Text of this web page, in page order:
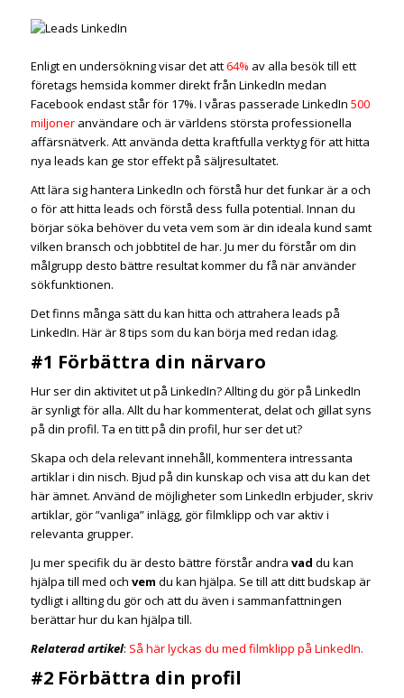
Enligt en undersökning visar det att64% av alla besök till ett
företags hemsida kommer direkt från LinkedIn medan
Facebook endast står för 17%. I våras passerade LinkedIn 500
miljoneranvändare och är världens största professionella
affärsnätverk. Att använda detta kraftfulla verktyg för att hitta
nya leads kan ge stor effekt på säljresultatet.
Att lära sig hantera LinkedIn och förstå hur det funkar är a och
o för att hitta leads och förstå dess fulla potential. Innan du
börjar söka behöver du veta vem som är din ideala kund samt
vilken bransch och jobbtitel de har. Ju mer du förstår om din
målgrupp desto bättre resultat kommer du få när använder
sökfunktionen.
Det finns många sätt du kan hitta och attrahera leads på
LinkedIn. Här är 8 tips som du kan börja med redan idag.
#1 Förbättra din närvaro
Hur ser din aktivitet ut på LinkedIn? Allting du gör på LinkedIn
är synligt för alla. Allt du har kommenterat, delat och gillat syns
på din profil. Ta en titt på din profil, hur ser det ut?
Skapa och dela relevant innehåll, kommentera intressanta
artiklar i din nisch. Bjud på din kunskap och visa att du kan det
här ämnet. Använd de möjligheter som LinkedIn erbjuder, skriv
artiklar, gör ”vanliga” inlägg, gör filmklipp och var aktiv i
relevanta grupper.
Ju mer specifik du är desto bättre förstår andra vad du kan
hjälpa till med och vem du kan hjälpa. Se till att ditt budskap är
tydligt i allting du gör och att du även i sammanfattningen
berättar hur du kan hjälpa till.
Relaterad artikel: Så här lyckas du med filmklipp på LinkedIn.
#2 Förbättra din profil